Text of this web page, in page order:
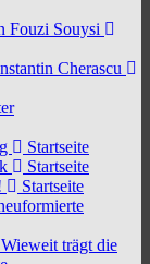
Fouzi Souysi
Cherascu
Startseite
Startseite
Startseite
trägt die